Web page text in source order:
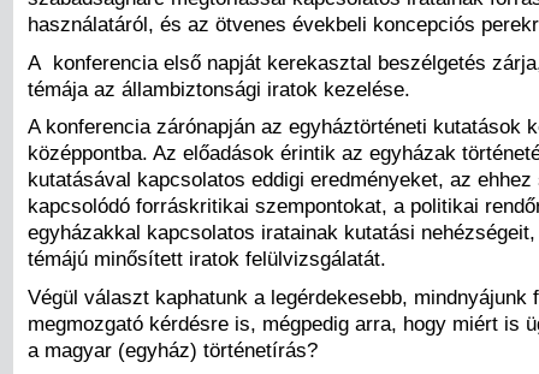
használatáról, és az ötvenes évekbeli koncepciós
A konferencia első napját kerekasztal beszélgetés
témája az állambiztonsági iratok kezelése.
A konferencia zárónapján az egyháztörténeti kutatások
középpontba. Az előadások érintik az egyházak
kutatásával kapcsolatos eddigi eredményeket, az ehhez
kapcsolódó forráskritikai szempontokat, a politikai
egyházakkal kapcsolatos iratainak kutatási
témájú minősített iratok felülvizsgálatát.
Végül választ kaphatunk a legérdekesebb, mindnyájunk
megmozgató kérdésre is, mégpedig arra, hogy miért is
a magyar (egyház) történetírás?